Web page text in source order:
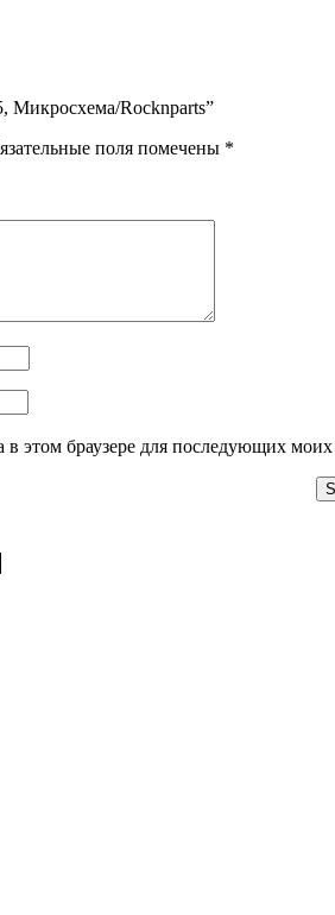
Микросхема/Rocknparts”
поля помечены *
в этом браузере для последующих